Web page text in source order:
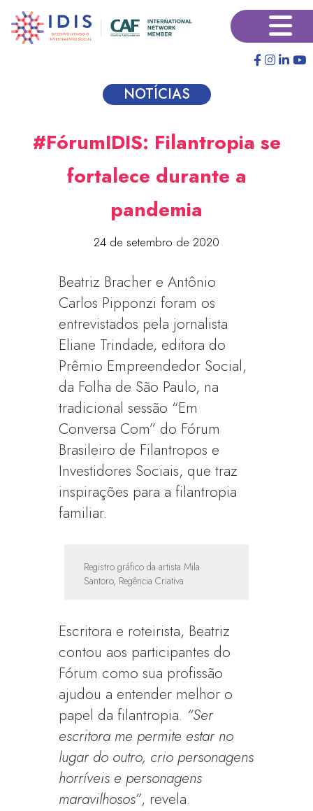
para
×
NOTÍCIAS
#FórumIDIS: Filantropia se
fortalece durante a
pandemia
24 de setembro de 2020
Beatriz Bracher e Antônio
Carlos Pipponzi foram os
entrevistados pela jornalista
Eliane Trindade, editora do
Prêmio Empreendedor Social,
da Folha de São Paulo, na
tradicional sessão “Em
Conversa Com” do Fórum
Brasileiro de Filantropos e
Investidores Sociais, que traz
inspirações para a filantropia
familiar.
Registro gráfico da artista Mila
Santoro, Regência Criativa
Escritora e roteirista, Beatriz
contou aos participantes do
Fórum como sua profissão
ajudou a entender melhor o
papel da filantropia. “Ser
escritora me permite estar no
lugar do outro, crio personagens
horríveis e personagens
maravilhosos”, revela.